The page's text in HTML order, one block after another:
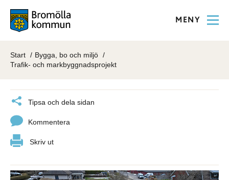
MENY
Start
Bygga, bo och miljö
Trafik- och markbyggnadsprojekt
Tipsa och dela sidan
Kommentera
Skriv ut